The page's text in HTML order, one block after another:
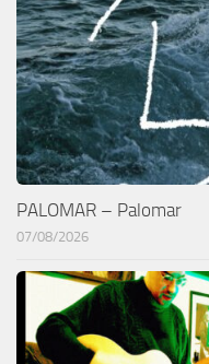
PALOMAR – Palomar
07/08/2026